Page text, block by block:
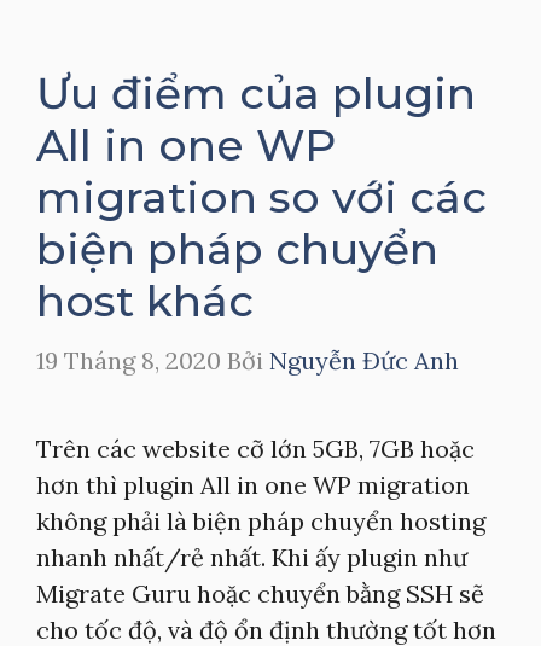
Ưu điểm của plugin
All in one WP
migration so với các
biện pháp chuyển
host khác
19 Tháng 8, 2020 Bởi Nguyễn Đức Anh
Trên các website cỡ lớn 5GB, 7GB hoặc
hơn thì plugin All in one WP migration
không phải là biện pháp chuyển hosting
nhanh nhất/rẻ nhất. Khi ấy plugin như
Migrate Guru hoặc chuyển bằng SSH sẽ
cho tốc độ, và độ ổn định thường tốt hơn